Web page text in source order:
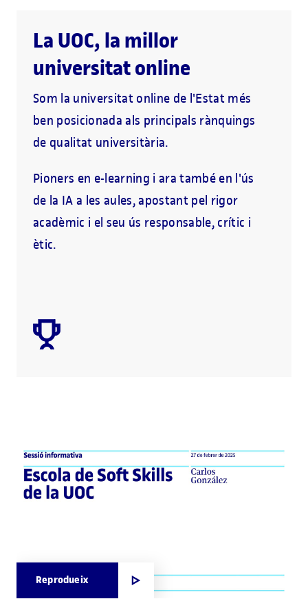
La UOC, la millor
universitat online
Som la universitat online de l'Estat més
ben posicionada als principals rànquings
de qualitat universitària.
Pioners en e-learning i ara també en l'ús
de la IA a les aules, apostant pel rigor
acadèmic i el seu ús responsable, crític i
ètic.
Reprodueix